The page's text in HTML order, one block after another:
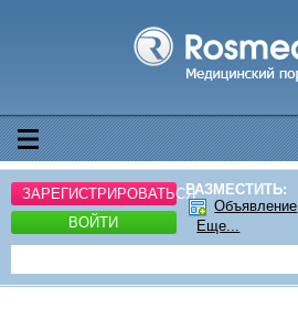
ЗАРЕГИСТРИРОВАТЬСЯ
ВОЙТИ
РАЗМЕСТИТЬ:
Объявление
Еще...